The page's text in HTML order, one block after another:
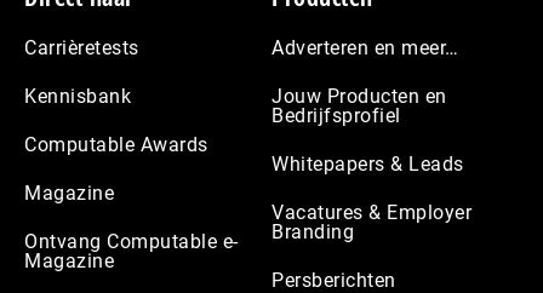
Carrièretests
Kennisbank
Computable Awards
Magazine
Ontvang Computable e-
Magazine
Adverteren en meer…
Jouw Producten en
Bedrijfsprofiel
Whitepapers & Leads
Vacatures & Employer
Branding
Persberichten